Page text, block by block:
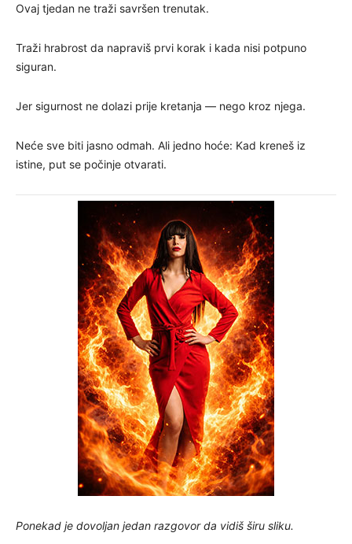
Ovaj tjedan ne traži savršen trenutak.
Traži hrabrost da napraviš prvi korak i kada nisi potpuno
siguran.
Jer sigurnost ne dolazi prije kretanja — nego kroz njega.
Neće sve biti jasno odmah. Ali jedno hoće: Kad kreneš iz
istine, put se počinje otvarati.
Ponekad je dovoljan jedan razgovor da vidiš širu sliku.